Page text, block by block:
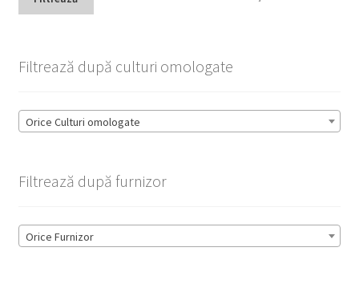
Filtrează după culturi omologate
Orice Culturi omologate
Filtrează după furnizor
Orice Furnizor